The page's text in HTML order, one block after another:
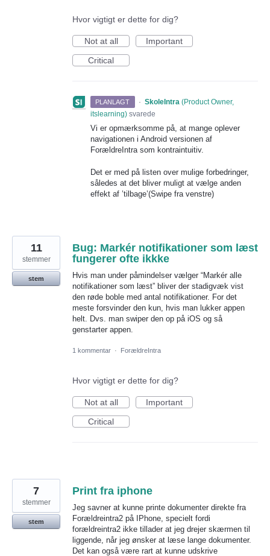
Hvor vigtigt er dette for dig?
Not at all
Important
Critical
PLANLAGT · SkoleIntra (Product Owner,
itslearning) svarede
Vi er opmærksomme på, at mange oplever
navigationen i Android versionen af
ForældreIntra som kontraintuitiv.
Det er med på listen over mulige forbedringer,
således at det bliver muligt at vælge anden
effekt af ’tilbage’(Swipe fra venstre)
Bug: Markér notifikationer som læst
fungerer ofte ikkke
Hvis man under påmindelser vælger “Markér alle
notifikationer som læst” bliver der stadigvæk vist
den røde boble med antal notifikationer. For det
meste forsvinder den kun, hvis man lukker appen
helt. Dvs. man swiper den op på iOS og så
genstarter appen.
11
stemmer
stem
1 kommentar · ForældreIntra
Hvor vigtigt er dette for dig?
Not at all
Important
Critical
Print fra iphone
Jeg savner at kunne printe dokumenter direkte fra
Forældreintra2 på IPhone, specielt fordi
forældreintra2 ikke tillader at jeg drejer skærmen til
liggende, når jeg ønsker at læse lange dokumenter.
Det kan også være rart at kunne udskrive
7
stemmer
stem